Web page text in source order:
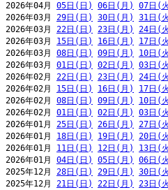
2026年04月 05日(日) 06日(月) 07日(
2026年03月 29日(日) 30日(月) 31日(
2026年03月 22日(日) 23日(月) 24日(
2026年03月 15日(日) 16日(月) 17日(
2026年03月 08日(日) 09日(月) 10日(
2026年03月 01日(日) 02日(月) 03日(
2026年02月 22日(日) 23日(月) 24日(
2026年02月 15日(日) 16日(月) 17日(
2026年02月 08日(日) 09日(月) 10日(
2026年02月 01日(日) 02日(月) 03日(
2026年01月 25日(日) 26日(月) 27日(
2026年01月 18日(日) 19日(月) 20日(
2026年01月 11日(日) 12日(月) 13日(
2026年01月 04日(日) 05日(月) 06日(
2025年12月 28日(日) 29日(月) 30日(
2025年12月 21日(日) 22日(月) 23日(